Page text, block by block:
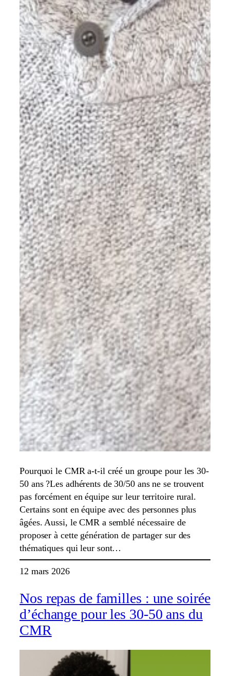
Pourquoi le CMR a-t-il créé un groupe pour les 30-
50 ans ?Les adhérents de 30/50 ans ne se trouvent
pas forcément en équipe sur leur territoire rural.
Certains sont en équipe avec des personnes plus
âgées. Aussi, le CMR a semblé nécessaire de
proposer à cette génération de partager sur des
thématiques qui leur sont…
12 mars 2026
Nos repas de familles : une soirée
d’échange pour les 30-50 ans du
CMR